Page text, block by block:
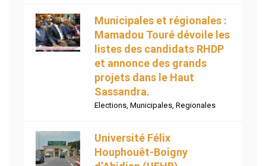
Municipales et régionales :
Mamadou Touré dévoile les
listes des candidats RHDP
et annonce des grands
projets dans le Haut
Sassandra.
Elections, Municipales, Regionales
Université Félix
Houphouêt-Boigny